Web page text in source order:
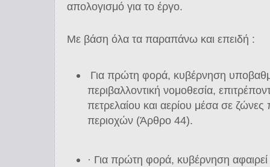
απολογισμό για το έργο.
Με βάση όλα τα παραπάνω και επειδή :
Για πρώτη φορά, κυβέρνηση
περιβαλλοντική νομοθεσία,
πετρελαίου και αερίου μέσα σε
περιοχών (Άρθρο 44).
· Για πρώτη φορά, κυβέρνηση